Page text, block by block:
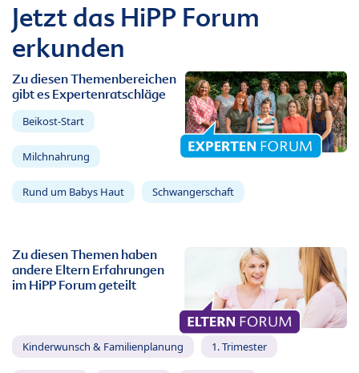
Jetzt das HiPP Forum
erkunden
Zu diesen Themenbereichen
gibt es Expertenratschläge
Beikost-Start
Milchnahrung
Rund um Babys Haut Schwangerschaft
Zu diesen Themen haben
andere Eltern Erfahrungen
im HiPP Forum geteilt
Kinderwunsch & Familienplanung 1. Trimester